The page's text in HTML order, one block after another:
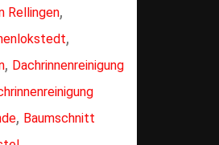
Rellingen,
,
, Dachrinnenreinigung
, Baumschnitt